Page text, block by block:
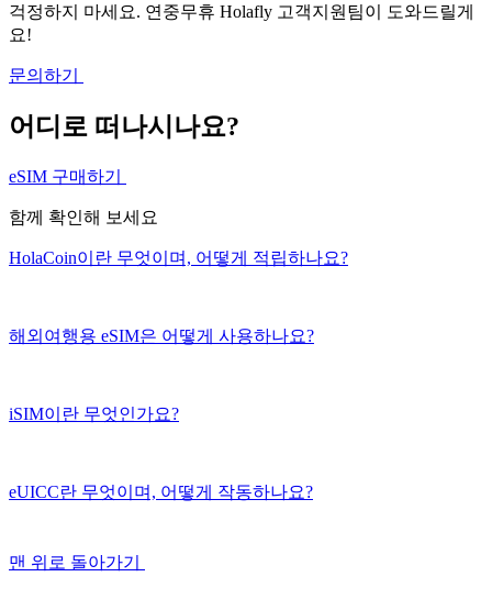
걱정하지 마세요. 연중무휴 Holafly 고객지원팀이 도와드릴게
요!
문의하기
어디로 떠나시나요?
eSIM 구매하기
함께 확인해 보세요
HolaCoin이란 무엇이며, 어떻게 적립하나요?
해외여행용 eSIM은 어떻게 사용하나요?
iSIM이란 무엇인가요?
eUICC란 무엇이며, 어떻게 작동하나요?
맨 위로 돌아가기